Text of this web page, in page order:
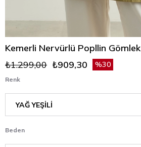
Kemerli Nervürlü Popllin Gömlek
₺1.299,00 ₺909,30 30
Renk
Beden